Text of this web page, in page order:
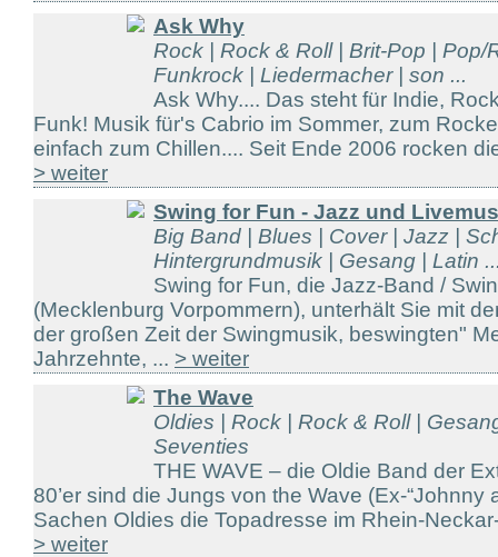
Ask Why
Rock | Rock & Roll | Brit-Pop |
Funkrock | Liedermacher | son ...
Ask Why.... Das steht für Indie,
Funk! Musik für's Cabrio im Sommer, zum
einfach zum Chillen.... Seit Ende 2006 rocken
> weiter
Swing for Fun - Jazz und
Big Band | Blues | Cover | Jazz |
Hintergrundmusik | Gesang | Latin
Swing for Fun, die Jazz-Band /
(Mecklenburg Vorpommern), unterhält Sie mit
der großen Zeit der Swingmusik, beswingten"
Jahrzehnte, ... > weiter
The Wave
Oldies | Rock | Rock & Roll |
Seventies
THE WAVE – die Oldie Band der
80’er sind die Jungs von the Wave (Ex-“Johnny
Sachen Oldies die Topadresse im Rhein-
> weiter